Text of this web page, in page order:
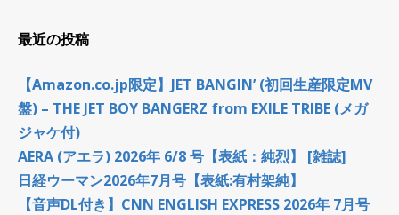
最近の投稿
【Amazon.co.jp限定】JET BANGIN’ (初回生産限定MV
盤) – THE JET BOY BANGERZ from EXILE TRIBE (メガ
ジャケ付)
AERA (アエラ) 2026年 6/8 号【表紙：純烈】 [雑誌]
日経ウーマン2026年7月号【表紙:有村架純】
【音声DL付き】CNN ENGLISH EXPRESS 2026年 7月号